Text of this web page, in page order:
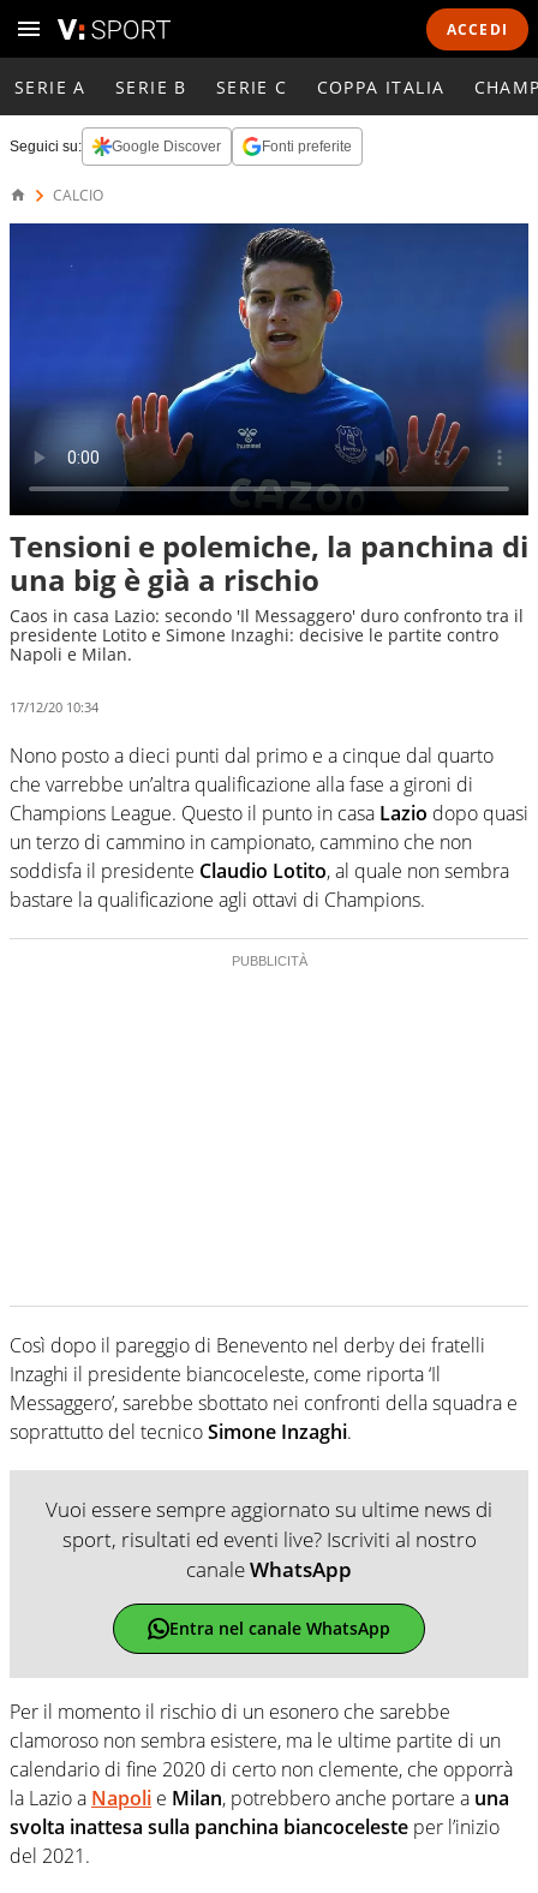
ACCEDI
SERIE A SERIE B SERIE C COPPA ITALIA
Seguici su: Google Discover Fonti preferite
CALCIO
Tensioni e polemiche, la panchina di
una big è già a rischio
Caos in casa Lazio: secondo 'Il Messaggero' duro confronto tra il
presidente Lotito e Simone Inzaghi: decisive le partite contro
Napoli e Milan.
17/12/20 10:34
Nono posto a dieci punti dal primo e a cinque dal quarto
che varrebbe un’altra qualificazione alla fase a gironi di
Champions League. Questo il punto in casa Lazio dopo quasi
un terzo di cammino in campionato, cammino che non
soddisfa il presidente Claudio Lotito, al quale non sembra
bastare la qualificazione agli ottavi di Champions.
Così dopo il pareggio di Benevento nel derby dei fratelli
Inzaghi il presidente biancoceleste, come riporta ‘Il
Messaggero’, sarebbe sbottato nei confronti della squadra e
soprattutto del tecnicoSimone Inzaghi.
Vuoi essere sempre aggiornato su ultime news di
sport, risultati ed eventi live? Iscriviti al nostro
canaleWhatsApp
Entra nel canale WhatsApp
Per il momento il rischio di un esonero che sarebbe
clamoroso non sembra esistere, ma le ultime partite di un
calendario di fine 2020 di certo non clemente, che opporrà
la Lazio a Napoli e Milan, potrebbero anche portare a una
svolta inattesa sulla panchina biancoceleste per l’inizio
del 2021.